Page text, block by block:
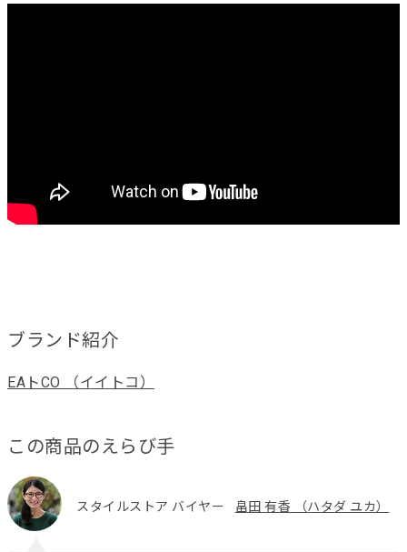
ブランド紹介
EAトCO （イイトコ）
この商品のえらび手
スタイルストア バイヤー 畠田 有香 （ハタダ ユカ）